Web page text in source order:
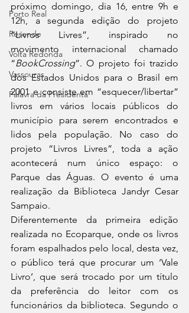
Porto Real
Resende
Volta Redonda
Vassouras
Palavra da Presidenta
próximo domingo, dia 16, entre 9h e
12h, a segunda edição do projeto
“Livros Livres”, inspirado no
movimento internacional chamado
“BookCrossing”. O projeto foi trazido
dos Estados Unidos para o Brasil em
2001 e consiste em “esquecer/libertar”
livros em vários locais públicos do
município para serem encontrados e
lidos pela população. No caso do
projeto “Livros Livres”, toda a ação
acontecerá num único espaço: o
Parque das Águas. O evento é uma
realização da Biblioteca Jandyr Cesar
Sampaio.
Diferentemente da primeira edição
realizada no Ecoparque, onde os livros
foram espalhados pelo local, desta vez,
o público terá que procurar um ‘Vale
Livro’, que será trocado por um título
da preferência do leitor com os
funcionários da biblioteca. Segundo o